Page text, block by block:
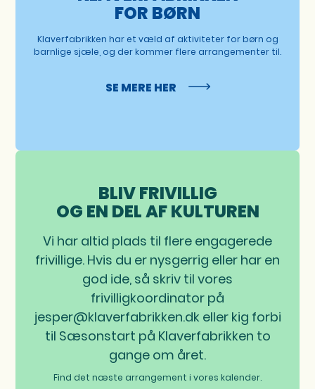
FOR BØRN
Klaverfabrikken har et væld af aktiviteter for børn og
barnlige sjæle, og der kommer flere arrangementer til.
SE MERE HER
BLIV FRIVILLIG
OG EN DEL AF KULTUREN
Vi har altid plads til flere engagerede
frivillige. Hvis du er nysgerrig eller har en
god ide, så skriv til vores
frivilligkoordinator på
jesper@klaverfabrikken.dk eller kig forbi
til Sæsonstart på Klaverfabrikken to
gange om året.
Find det næste arrangement i vores kalender.